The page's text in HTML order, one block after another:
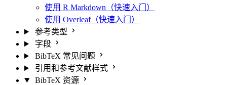
使用 R Markdown（快速入门）
使用 Overleaf（快速入门）
参考类型
字段
BibTeX 常见问题
引用和参考文献样式
BibTeX 资源